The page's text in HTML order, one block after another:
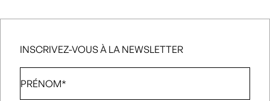
INSCRIVEZ-VOUS À LA NEWSLETTER